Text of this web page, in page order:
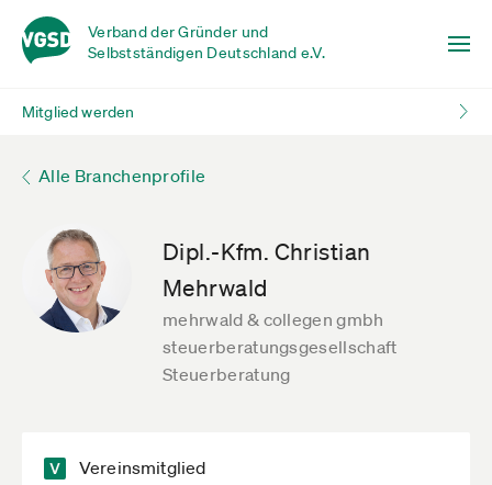
Verband der Gründer und
Selbstständigen Deutschland e.V.
Mitglied werden
Alle Branchenprofile
Dipl.-Kfm. Christian
Mehrwald
mehrwald & collegen gmbh
steuerberatungsgesellschaft
Steuerberatung
Vereinsmitglied